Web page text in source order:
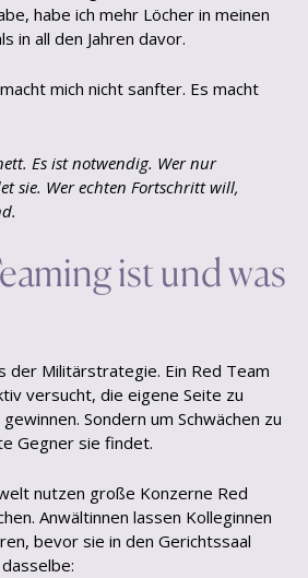
habe ich mehr Löcher in meinen
in all den Jahren davor.
mich nicht sanfter. Es macht
Es ist notwendig. Wer nur
sie. Wer echten Fortschritt will,
ist und was
der Militärstrategie. Ein Red Team
versucht, die eigene Seite zu
Sondern um Schwächen zu
Gegner sie findet.
nutzen große Konzerne Red
Anwältinnen lassen Kolleginnen
bevor sie in den Gerichtssaal